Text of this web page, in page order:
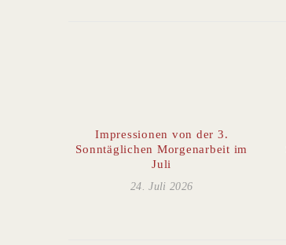
Impressionen von der 3.
Sonntäglichen Morgenarbeit im
Juli
24. Juli 2026